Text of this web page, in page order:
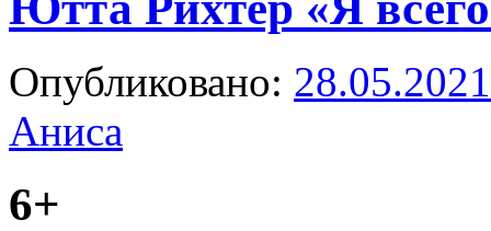
Опубликовано: 28.05.2021
Аниса
6+